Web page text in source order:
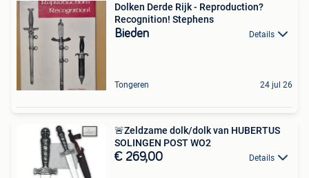
Dolken Derde Rijk - Reproduction?
Recognition! Stephens
Bieden Details
Tongeren 24 jul 26
🚨Zeldzame dolk/dolk van HUBERTUS
SOLINGEN POST WO2
€ 269,00 Details